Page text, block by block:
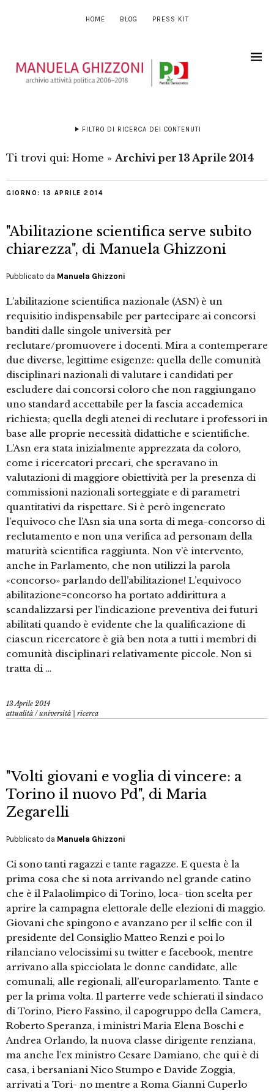
HOME BLOG PRESS KIT
FILTRO DI RICERCA DEI CONTENUTI
Ti trovi qui: Home » Archivi per 13 Aprile 2014
GIORNO: 13 APRILE 2014
"Abilitazione scientifica serve subito
chiarezza", di Manuela Ghizzoni
Pubblicato da Manuela Ghizzoni
L’abilitazione scientifica nazionale (ASN) è un
requisitio indispensabile per partecipare ai concorsi
banditi dalle singole università per
reclutare/promuovere i docenti. Mira a contemperare
due diverse, legittime esigenze: quella delle comunità
disciplinari nazionali di valutare i candidati per
escludere dai concorsi coloro che non raggiungano
uno standard accettabile per la fascia accademica
richiesta; quella degli atenei di reclutare i professori in
base alle proprie necessità didattiche e scientifiche.
L’Asn era stata inizialmente apprezzata da coloro,
come i ricercatori precari, che speravano in
valutazioni di maggiore obiettività per la presenza di
commissioni nazionali sorteggiate e di parametri
quantitativi da rispettare. Si è però ingenerato
l’equivoco che l’Asn sia una sorta di mega-concorso di
reclutamento e non una verifica ad personam della
maturità scientifica raggiunta. Non v’è intervento,
anche in Parlamento, che non utilizzi la parola
«concorso» parlando dell’abilitazione! L’equivoco
abilitazione=concorso ha portato addirittura a
scandalizzarsi per l’indicazione preventiva dei futuri
abilitati quando è evidente che la qualificazione di
ciascun ricercatore è già ben nota a tutti i membri di
comunità disciplinari relativamente piccole. Non si
tratta di …
13 Aprile 2014
attualità /università | ricerca
"Volti giovani e voglia di vincere: a
Torino il nuovo Pd", di Maria
Zegarelli
Pubblicato da Manuela Ghizzoni
Ci sono tanti ragazzi e tante ragazze. E questa è la
prima cosa che si nota arrivando nel grande catino
che è il Palaolimpico di Torino, loca- tion scelta per
aprire la campagna elettorale delle elezioni di maggio.
Giovani che spingono e avanzano per il selfie con il
presidente del Consiglio Matteo Renzi e poi lo
rilanciano velocissimi su twitter e facebook, mentre
arrivano alla spicciolata le donne candidate, alle
comunali, alle regionali, all’europarlamento. Tante e
per la prima volta. Il parterre vede schierati il sindaco
di Torino, Piero Fassino, il capogruppo della Camera,
Roberto Speranza, i ministri Maria Elena Boschi e
Andrea Orlando, la nuova classe dirigente renziana,
ma anche l’ex ministro Cesare Damiano, che qui è di
casa, i bersaniani Nico Stumpo e Davide Zoggia,
arrivati a Tori- no mentre a Roma Gianni Cuperlo